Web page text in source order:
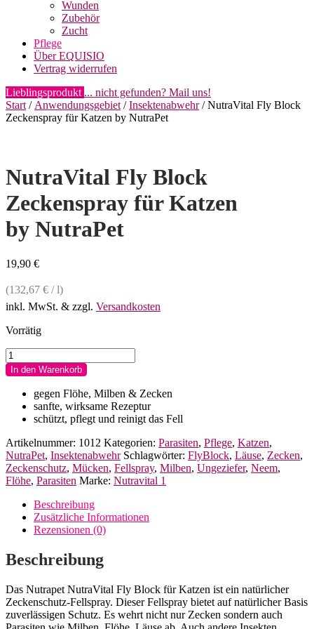
Wunden
Zubehör
Zucht
Pflege
Über EQUISIO
Vertrag widerrufen
Lieblingsprodukt ... nicht gefunden? Mail uns!
Start / Anwendungsgebiet /Insektenabwehr/ NutraVital Fly Block
Zeckenspray für Katzen by NutraPet
NutraVital Fly Block
Zeckenspray für Katzen
by NutraPet
19,90 €
(132,67 € /l)
inkl. MwSt. & zzgl. Versandkosten
Vorrätig
NutraVital
Fly
Block
Zeckenspray
Katzen
NutraPet
Menge
In den Warenkorb
gegen Flöhe, Milben & Zecken
sanfte, wirksame Rezeptur
schützt, pflegt und reinigt das Fell
Artikelnummer: 1012 Kategorien: Parasiten, Pflege, Katzen,
NutraPet, Insektenabwehr Schlagwörter: FlyBlock, Läuse, Zecken,
Zeckenschutz, Mücken, Fellspray, Milben, Ungeziefer, Neem,
Flöhe, Parasiten Marke: Nutravital 1
Beschreibung
Zusätzliche Informationen
Rezensionen (0)
Beschreibung
Das Nutrapet NutraVital Fly Block für Katzen ist ein natürlicher
Zeckenschutz-Fellspray. Dieser Fellspray bietet auf natürlicher Basis
zuverlässigen Schutz. Es wehrt nicht nur Zecken sondern auch